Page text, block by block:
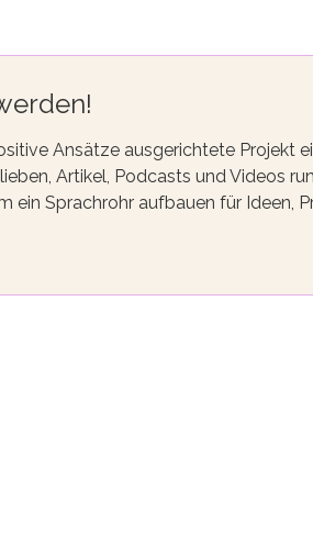
Ansätze ausgerichtete Projekt
Artikel, Podcasts und Videos
ein Sprachrohr aufbauen für Ideen,